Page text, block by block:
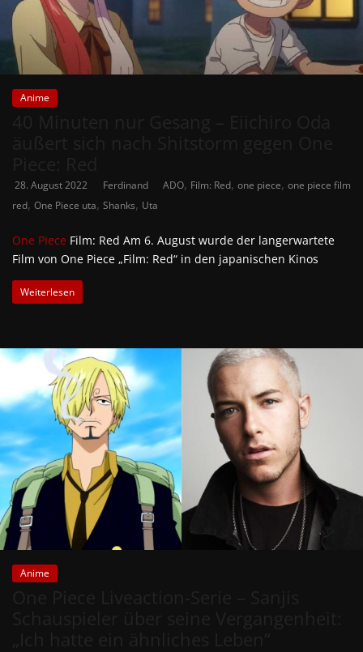
Anime
28. August 2022 Ferdinand ADO, Film: Red, one piece, one piece film
red, One Piece uta, Shanks, Uta
One Piece Film: Red Am 6. August wurde der langerwartete
Film von One Piece „Film: Red“ in den japanischen Kinos
Weiterlesen
Anime